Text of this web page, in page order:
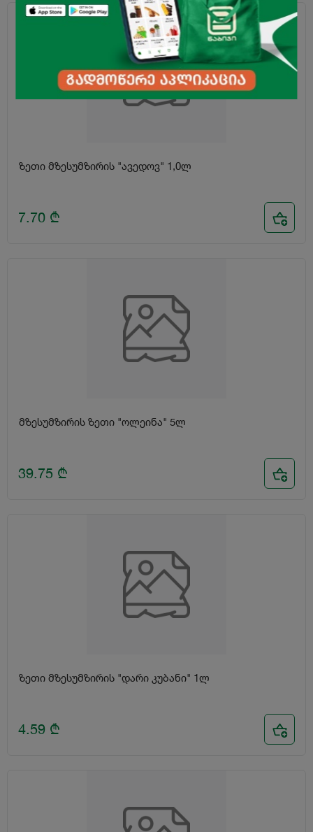
ზეთი მზესუმზირის "ავედოვ" 1,0ლ
7.70 ₾
მზესუმზირის ზეთი "ოლეინა" 5ლ
39.75 ₾
ზეთი მზესუმზირის "დარი კუბანი" 1ლ
4.59 ₾